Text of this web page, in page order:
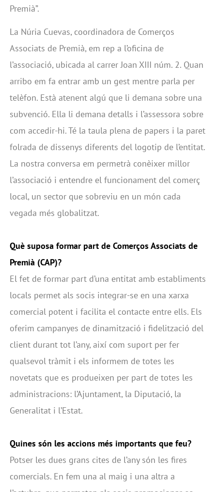
Premià”.
La Núria Cuevas, coordinadora de Comerços
Associats de Premià, em rep a l’oficina de
l’associació, ubicada al carrer Joan XIII núm. 2. Quan
arribo em fa entrar amb un gest mentre parla per
telèfon. Està atenent algú que li demana sobre una
subvenció. Ella li demana detalls i l’assessora sobre
com accedir-hi. Té la taula plena de papers i la paret
folrada de dissenys diferents del logotip de l’entitat.
La nostra conversa em permetrà conèixer millor
l’associació i entendre el funcionament del comerç
local, un sector que sobreviu en un món cada
vegada més globalitzat.
Què suposa formar part de Comerços Associats de
Premià (CAP)?
El fet de formar part d’una entitat amb establiments
locals permet als socis integrar-se en una xarxa
comercial potent i facilita el contacte entre ells. Els
oferim campanyes de dinamització i fidelització del
client durant tot l’any, així com suport per fer
qualsevol tràmit i els informem de totes les
novetats que es produeixen per part de totes les
administracions: l’Ajuntament, la Diputació, la
Generalitat i l’Estat.
Quines són les accions més importants que feu?
Potser les dues grans cites de l’any són les fires
comercials. En fem una al maig i una altra a